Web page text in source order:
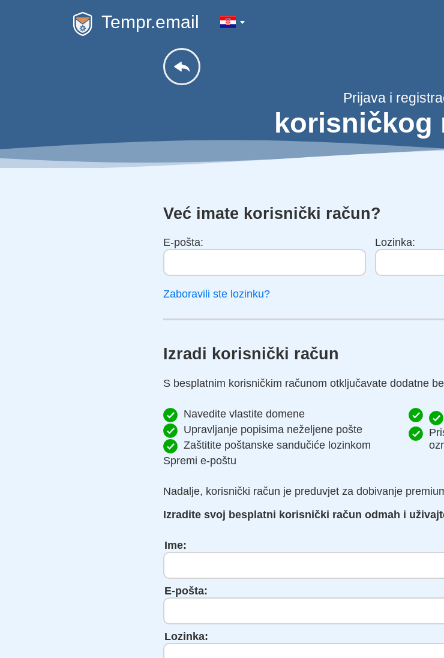
Tempr.email
Prijava i
korisničkog
Već imate korisnički račun?
E-pošta:
Lozinka:
Zaboravili ste lozinku?
Izradi korisnički račun
S besplatnim korisničkim računom otključavate dodatne
Navedite vlastite domene
Upravljanje popisima neželjene pošte
Zaštitite poštanske sandučiće lozinkom
Spremi e-poštu
Nadalje, korisnički račun je preduvjet za dobivanje
Izradite svoj besplatni korisnički račun odmah i
Ime:
E-pošta:
Lozinka: